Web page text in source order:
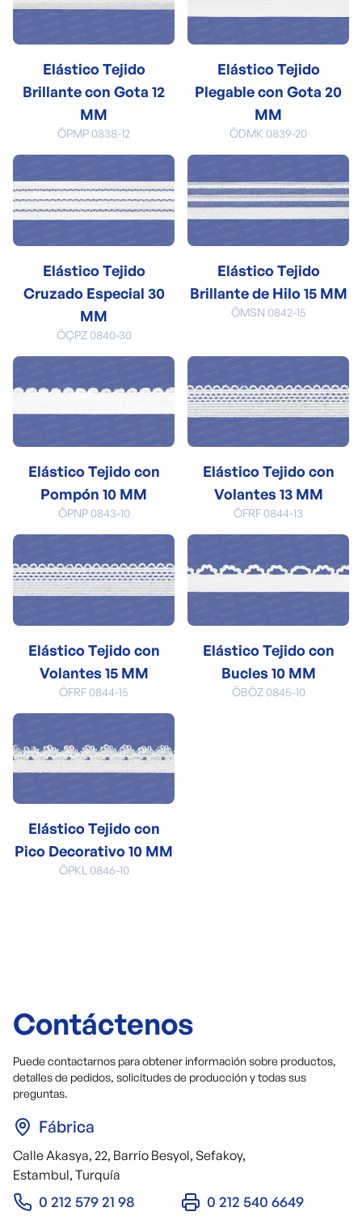
Elástico Tejido
Brillante con Gota 12
MM
ÖPMP 0838-12
Elástico Tejido
Plegable con Gota 20
MM
ÖDMK 0839-20
Elástico Tejido
Cruzado Especial 30
MM
ÖÇPZ 0840-30
Elástico Tejido
Brillante de Hilo 15 MM
ÖMSN 0842-15
Elástico Tejido con
Pompón 10 MM
ÖPNP 0843-10
Elástico Tejido con
Volantes 13 MM
ÖFRF 0844-13
Elástico Tejido con
Volantes 15 MM
ÖFRF 0844-15
Elástico Tejido con
Bucles 10 MM
ÖBÖZ 0845-10
Elástico Tejido con
Pico Decorativo 10 MM
ÖPKL 0846-10
Contáctenos
Puede contactarnos para obtener información sobre productos,
detalles de pedidos, solicitudes de producción y todas sus
preguntas.
Fábrica
Calle Akasya, 22, Barrio Besyol, Sefakoy,
Estambul, Turquía
0 212 579 21 98
0 212 540 6649